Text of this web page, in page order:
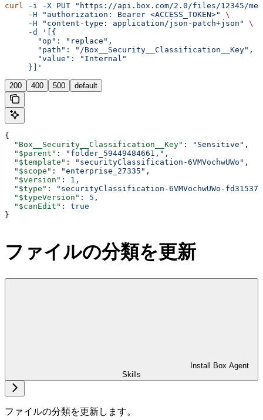
curl -i -X PUT "https://api.box.com/2.0/files/12345/
     -H
"authorization: Bearer <ACCESS_TOKEN>"
\
     -H
"content-type: application/json-patch+json"
\
     -d
'[{
       "op": "replace",
       "path": "/Box__Security__Classification__Key",
       "value": "Internal"
     }]'
200 400 500 default
{
  "Box__Security__Classification__Key"
: "Sensitive" ,
  "$parent"
: "folder_59449484661," ,
  "$template"
: "securityClassification-6VMVochwUWo" ,
  "$scope"
: "enterprise_27335" ,
  "$version"
: 1 ,
  "$type"
:
"securityClassification-6VMVochwUWo-
  "$typeVersion"
: 5 ,
  "$canEdit"
: true
}
ファイルの分類を更新
Install Box Agent
Skills
ファイルの分類を更新します。